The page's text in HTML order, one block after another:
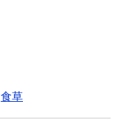
食草